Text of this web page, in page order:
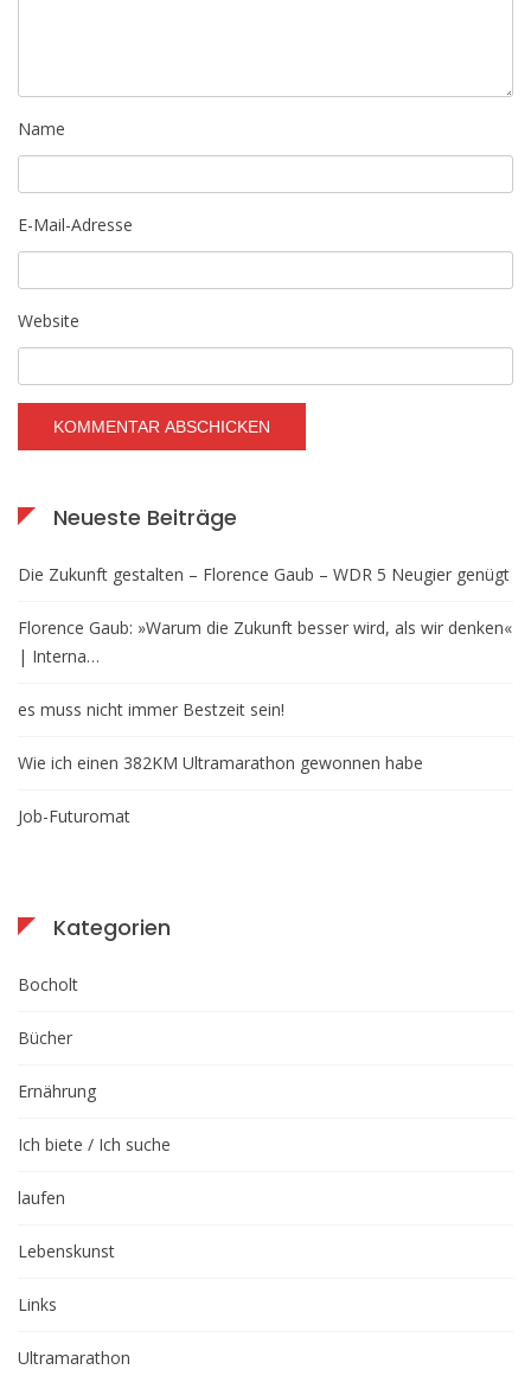
Name
E-Mail-Adresse
Website
Neueste Beiträge
Die Zukunft gestalten – Florence Gaub – WDR 5 Neugier genügt
Florence Gaub: »Warum die Zukunft besser wird, als wir denken«
| Interna…
es muss nicht immer Bestzeit sein!
Wie ich einen 382KM Ultramarathon gewonnen habe
Job-Futuromat
Kategorien
Bocholt
Bücher
Ernährung
Ich biete / Ich suche
laufen
Lebenskunst
Links
Ultramarathon